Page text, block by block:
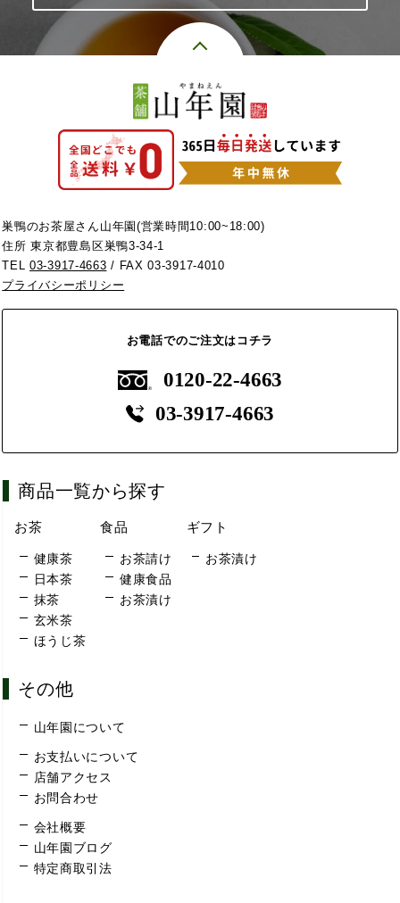
巣鴨のお茶屋さん山年園(営業時間10:00~18:00)
住所 東京都豊島区巣鴨3-34-1
TEL03-3917-4663 / FAX 03-3917-4010
プライバシーポリシー
お電話でのご注文はコチラ
0120-22-4663
03-3917-4663
商品一覧から探す
お茶
健康茶
日本茶
抹茶
玄米茶
ほうじ茶
食品
お茶請け
健康食品
お茶漬け
ギフト
お茶漬け
その他
山年園について
お支払いについて
店舗アクセス
お問合わせ
会社概要
山年園ブログ
特定商取引法